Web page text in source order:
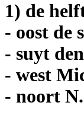
1) de
- oost de
- suyt
- west
- noort